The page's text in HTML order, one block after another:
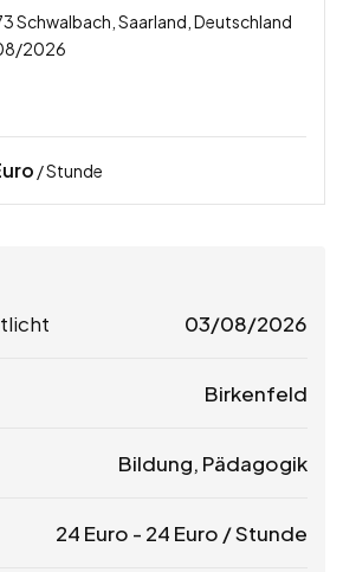
Schwalbach, Saarland, Deutschland
2026
/ Stunde
03/08/2026
Birkenfeld
Bildung, Pädagogik
24 Euro - 24 Euro / Stunde